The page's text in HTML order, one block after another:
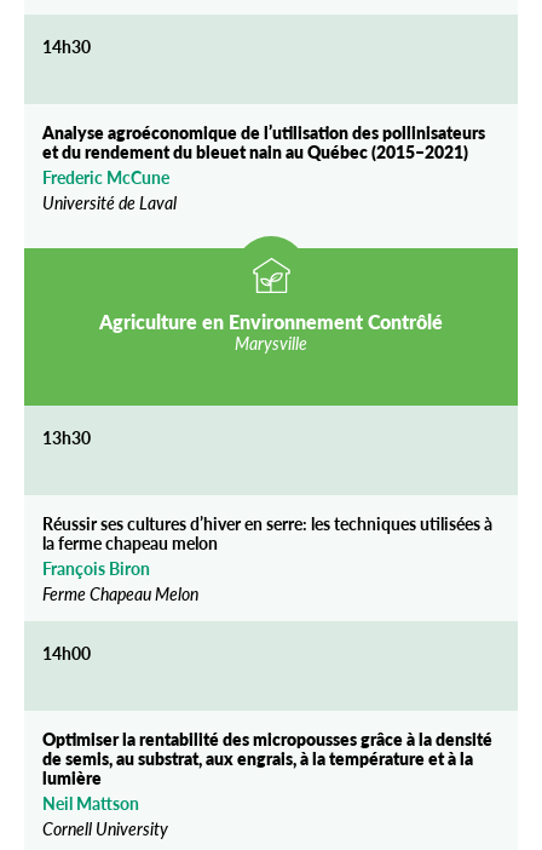
14h30
Analyse agroéconomique de l’utilisation des pollinisateurs
et du rendement du bleuet nain au Québec (2015–2021)
Frederic McCune
Université de Laval
Agriculture en Environnement Contrôlé
Marysville
13h30
Réussir ses cultures d’hiver en serre: les techniques utilisées à
la ferme chapeau melon
François Biron
Ferme Chapeau Melon
14h00
Optimiser la rentabilité des micropousses grâce à la densité
de semis, au substrat, aux engrais, à la température et à la
lumière
Neil Mattson
Cornell University